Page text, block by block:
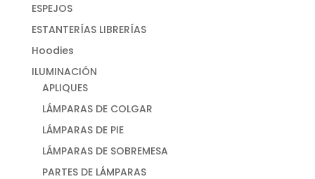
ESPEJOS
ESTANTERÍAS LIBRERÍAS
Hoodies
ILUMINACIÓN
APLIQUES
LÁMPARAS DE COLGAR
LÁMPARAS DE PIE
LÁMPARAS DE SOBREMESA
PARTES DE LÁMPARAS